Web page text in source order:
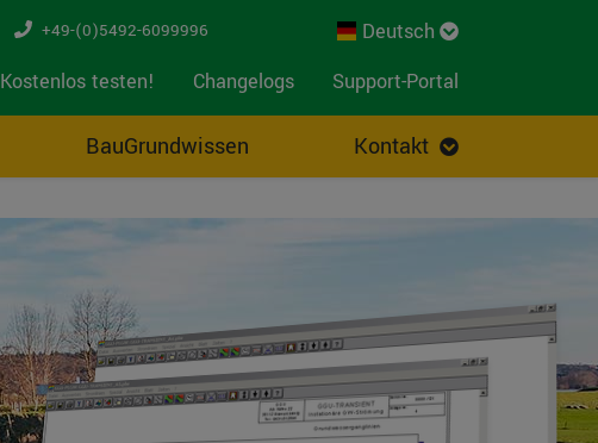
+49-(0)5492-6099996
Deutsch
Kostenlos testen!
Changelogs Support-Portal
BauGrundwissen Kontakt